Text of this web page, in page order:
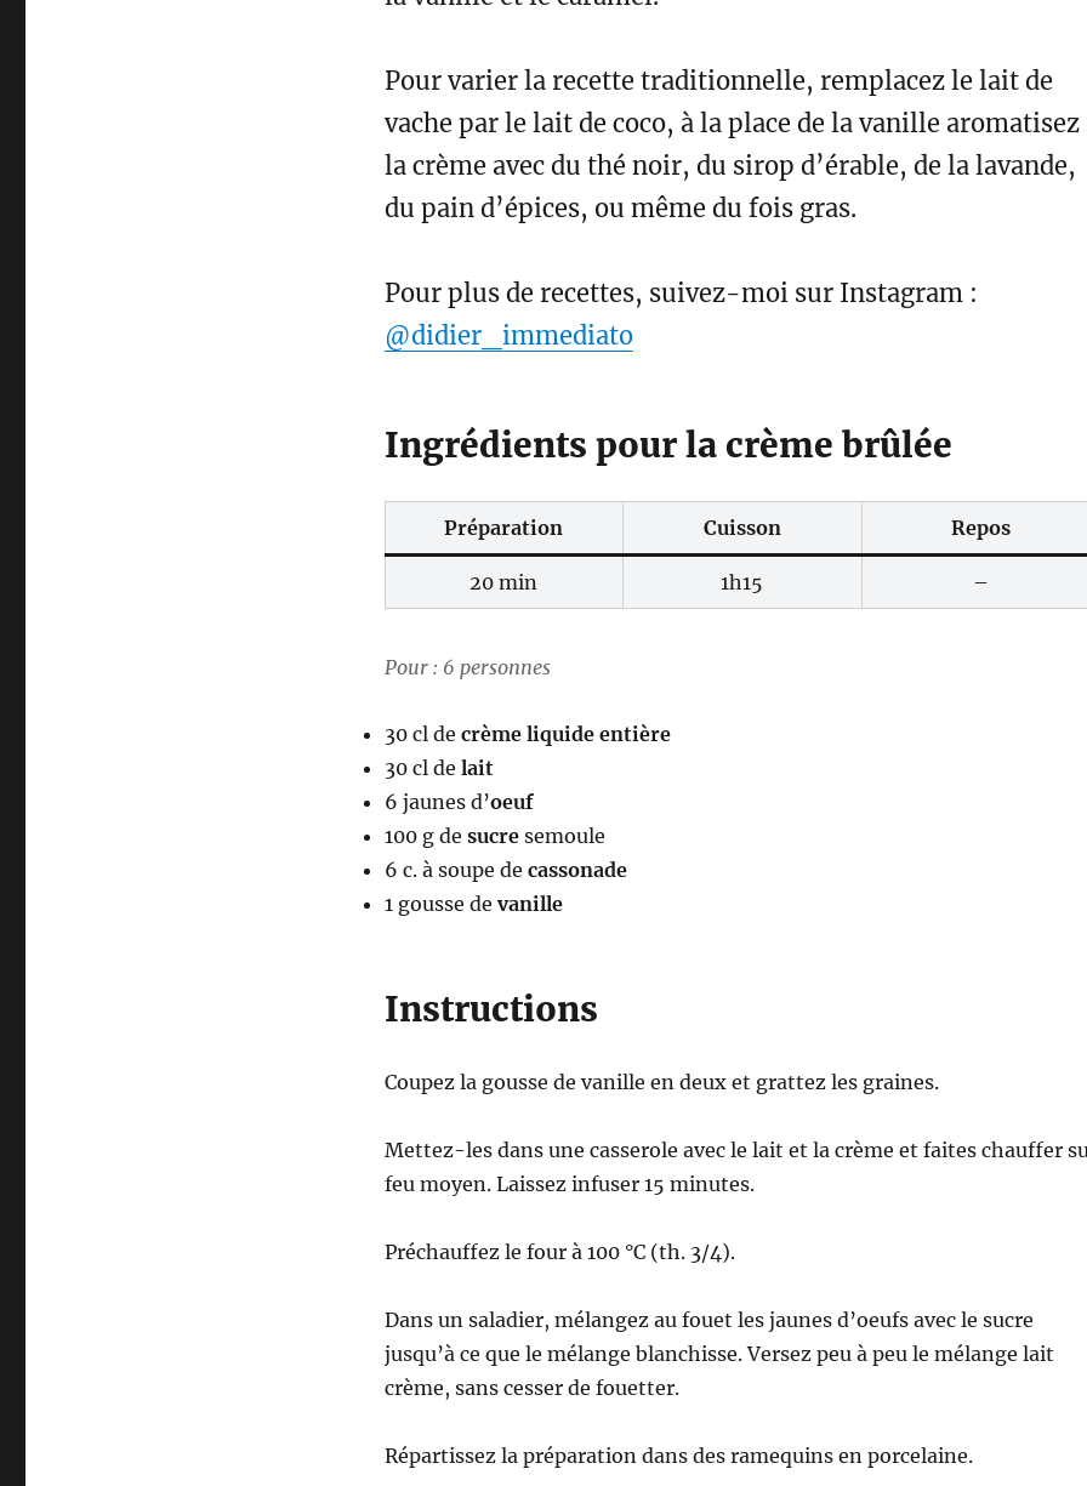
Pour varier la recette traditionnelle, remplacez le lait de
vache par le lait de coco, à la place de la vanille aromatisez
la crème avec du thé noir, du sirop d’érable, de la lavande,
du pain d’épices, ou même du fois gras.
Pour plus de recettes, suivez-moi sur Instagram :
@didier_immediato
Ingrédients pour la crème brûlée
Préparation Cuisson Repos
20 min 1h15 –
Pour : 6 personnes
30 cl de crème liquide entière
30 cl de lait
6 jaunes d’oeuf
100 g de sucresemoule
6 c. à soupe de cassonade
1 gousse de vanille
Instructions
Coupez la gousse de vanille en deux et grattez les graines.
Mettez-les dans une casserole avec le lait et la crème et faites chauffer
feu moyen. Laissez infuser 15 minutes.
Préchauffez le four à 100 °C (th. 3/4).
Dans un saladier, mélangez au fouet les jaunes d’oeufs avec le sucre
jusqu’à ce que le mélange blanchisse. Versez peu à peu le mélange lait
crème, sans cesser de fouetter.
Répartissez la préparation dans des ramequins en porcelaine.